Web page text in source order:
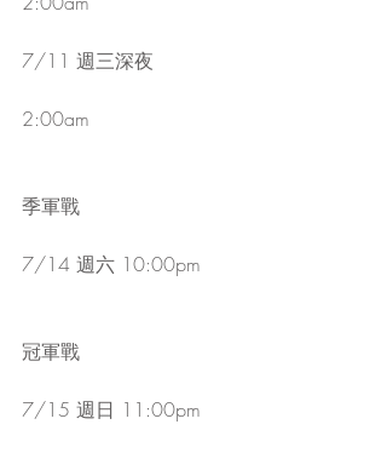
7/11 週三深夜
2:00am
季軍戰
7/14 週六 10:00pm
冠軍戰
7/15 週日 11:00pm